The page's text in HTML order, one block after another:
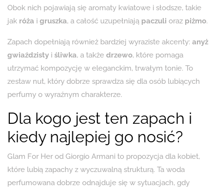
Obok nich pojawiają się aromaty kwiatowe i słodsze, takie
jak róża i gruszka, a całość uzupełniają paczuli oraz piżmo.
Zapach dopełniają również bardziej wyraziste akcenty: anyż
gwiaździsty i śliwka, a także drzewo, które pomaga
utrzymać kompozycję w eleganckim, trwałym tonie. To
zestaw nut, który dobrze sprawdza się dla osób lubiących
perfumy o wyraźnym charakterze.
Dla kogo jest ten zapach i
kiedy najlepiej go nosić?
Glam For Her od Giorgio Armani to propozycja dla kobiet,
które lubią zapachy z wyczuwalną strukturą. Ta woda
perfumowana dobrze odnajduje się w sytuacjach, gdy